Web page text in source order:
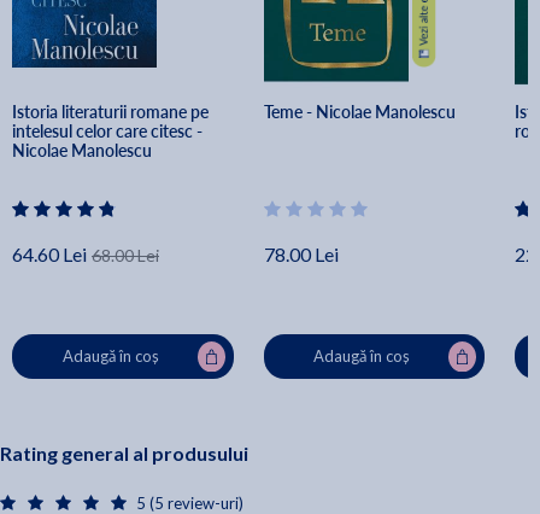
Istoria literaturii romane pe
intelesul celor care citesc -
Nicolae Manolescu
64.60 Lei 68.00 Lei
Adaugă în coș
Teme - Nicolae Manolescu
78.00 Lei
Adaugă în coș
Rating general al produsului
5 (5 review-uri)